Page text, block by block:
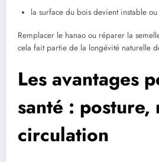
la surface du bois devient instable ou
Remplacer le hanao ou réparer la
cela fait partie de la longévité naturelle
Les avantages
santé : posture,
circulation